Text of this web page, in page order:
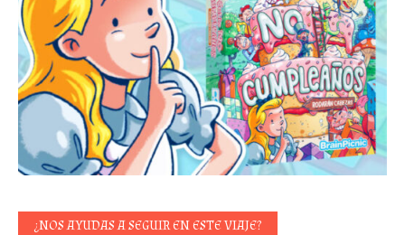
¿NOS AYUDAS A SEGUIR EN ESTE VIAJE?